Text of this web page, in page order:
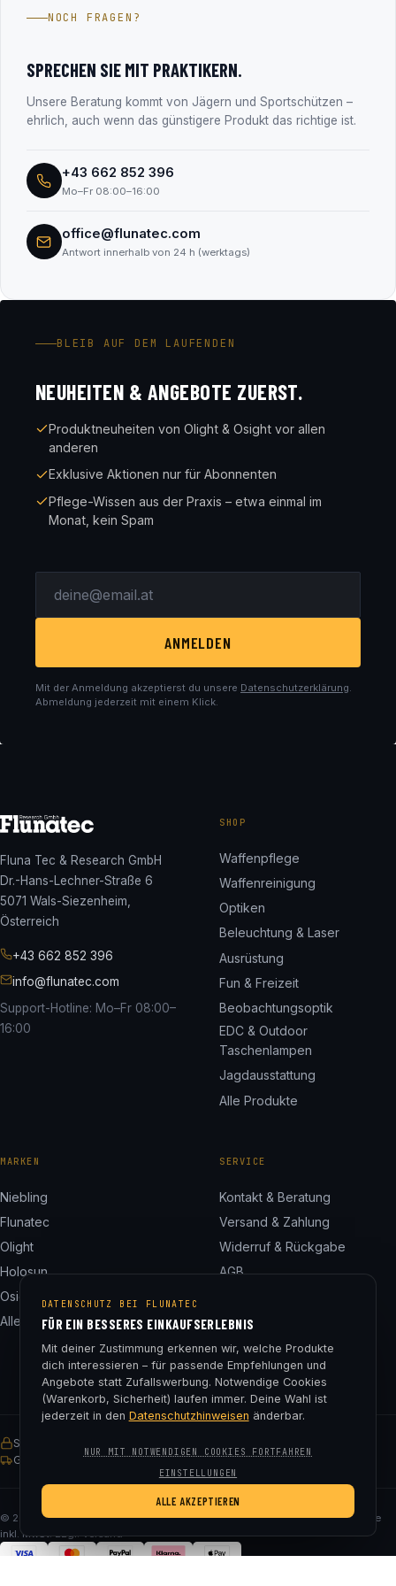
Salzburg). Alle Unternehmensdaten findest du transparent
NOCH FRAGEN?
SPRECHEN SIE MIT PRAKTIKERN.
Unsere Beratung kommt von Jägern und Sportschützen –
ehrlich, auch wenn das günstigere Produkt das richtige ist.
+43 662 852 396
Mo–Fr 08:00–16:00
office@flunatec.com
Antwort innerhalb von 24 h (werktags)
BLEIB AUF DEM LAUFENDEN
NEUHEITEN & ANGEBOTE ZUERST.
Produktneuheiten von Olight & Osight vor allen
anderen
Exklusive Aktionen nur für Abonnenten
Pflege-Wissen aus der Praxis – etwa einmal im
Monat, kein Spam
ANMELDEN
Mit der Anmeldung akzeptierst du unsere Datenschutzerklärung.
Abmeldung jederzeit mit einem Klick.
Fluna Tec & Research GmbH
Dr.-Hans-Lechner-Straße 6
5071 Wals-Siezenheim,
Österreich
+43 662 852 396
info@flunatec.com
Support-Hotline: Mo–Fr 08:00–
16:00
SHOP
Waffenpflege
Waffenreinigung
Optiken
Beleuchtung & Laser
Ausrüstung
Fun & Freizeit
Beobachtungsoptik
EDC & Outdoor
Taschenlampen
Jagdausstattung
Alle Produkte
MARKEN
Niebling
Flunatec
Olight
Holosun
Osight
Alle 24 Marken
SERVICE
Kontakt & Beratung
Versand & Zahlung
Widerruf & Rückgabe
AGB
Impressum
Cookie-Einstellungen
SSL-verschlüsselt
Gratis Versand ab € 75
© 2026 Fluna Tec & Research GmbH · FN 330182m, LG Salzburg · Alle Preise
inkl. MwSt. zzgl. Versand
DATENSCHUTZ BEI FLUNATEC
FÜR EIN BESSERES EINKAUFSERLEBNIS
Mit deiner Zustimmung erkennen wir, welche Produkte
dich interessieren – für passende Empfehlungen und
Angebote statt Zufallswerbung. Notwendige Cookies
(Warenkorb, Sicherheit) laufen immer. Deine Wahl ist
jederzeit in den Datenschutzhinweisen änderbar.
ALLE AKZEPTIEREN
EINSTELLUNGEN
NUR MIT NOTWENDIGEN COOKIES FORTFAHREN